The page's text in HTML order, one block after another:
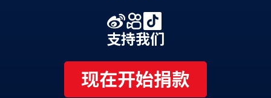
支持我们
现在开始捐款